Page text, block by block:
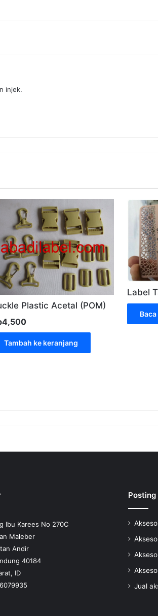
injek.
Plastic Acetal (POM)
4,500
Tambah ke keranjang
Label
Ibu Karees No 270C
Maleber
Andir
40184
ID
Posting
Jual